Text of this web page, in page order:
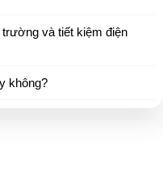
và tiết kiệm điện
không?